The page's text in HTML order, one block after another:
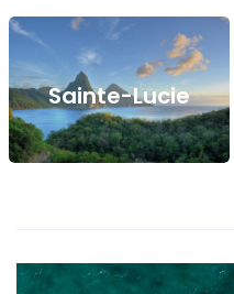
Sainte-Lucie